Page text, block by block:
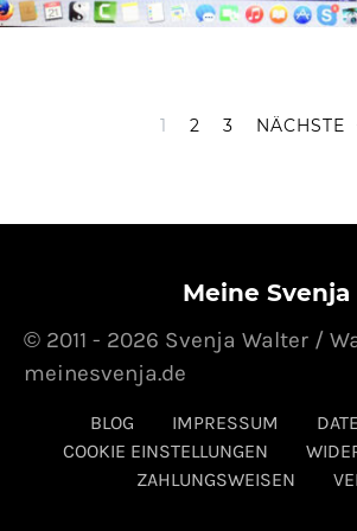
1 2 3 NÄCHSTE
Meine Svenja
BLOG IMPRESSUM
COOKIE EINSTELLUNGEN
ZAHLUNGSWEISEN
© 2011 - 2026 Svenja Walter /
meinesvenja.de